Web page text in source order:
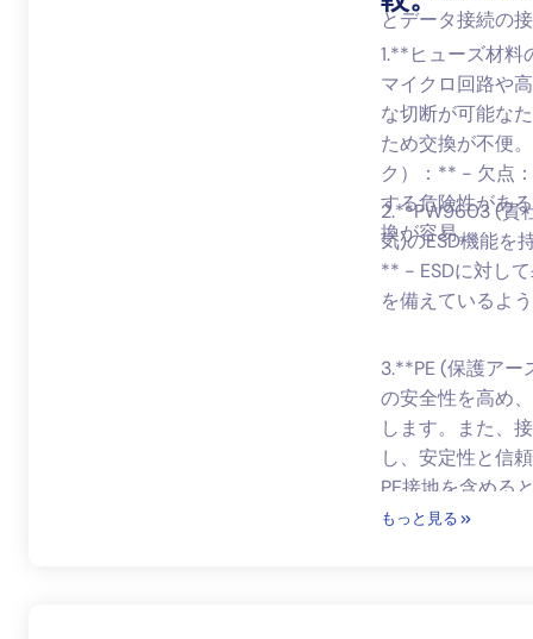
とデータ接続の
1.**ヒューズ材
マイクロ回路や
な切断が可能な
ため交換が不便
ク）：** - 欠点
する危険性があ
換が容易。
2.**PW9603 (貴
気)のESD機能を
** - ESDに対し
を備えているよ
3.**PE (保護アー
の安全性を高め
します。また、
し、安定性と信
PE接地を含める
品）：** - DC入
もっと見る